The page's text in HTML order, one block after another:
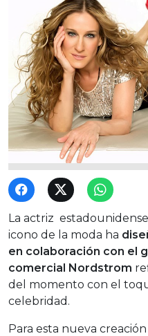
La actriz
icono de la moda ha
en colaboración con el
comercial Nordstrom
del momento con el
celebridad.
Para esta nueva